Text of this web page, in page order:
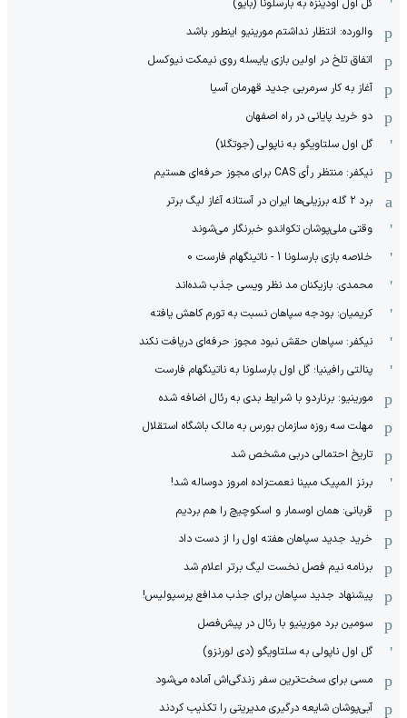
گل اول اودینزه به بارسلونا (بایو)
والورده: انتظار نداشتم مورینیو اینطور باشد
اتفاق تلخ در اولین بازی یایسله روی نیمکت نیوکسل
آغاز به کار سرمربی جدید قهرمان آسیا
دو خرید پایانی در راه اصفهان
گل اول سلتاویگو به ناپولی (جوتگلا)
نیکفر: منتظر رأی CAS برای مجوز حرفه‌ای هستیم
برد ۲ گله برزیلی‌ها ایران در آستانه آغاز لیگ برتر
وقتی ملی‌پوشان تکواندو خبرنگار می‌شوند
خلاصه بازی بارسلونا 1 - ناتینگهام فارست 0
محمدی: بازیکنان مد نظر ویسی جذب شده‌اند
کریمیان: بودجه سپاهان نسبت به تورم کاهش یافته
نیکفر: سپاهان حقش نبود مجوز حرفه‌ای دریافت نکند
پنالتی رافینیا؛ گل اول بارسلونا به ناتینگهام فارست
مورینیو: برناردو با شرایط بدی به رئال اضافه شده
مهلت سه روزه سازمان بورس به مالک باشگاه استقلال
تاریخ احتمالی دربی مشخص شد
برنز المپیک مبینا نعمت‌زاده امروز دوساله شد!
قربانی: همان اوسمار و اسکوچیچ را هم بردیم
خرید جدید سپاهان هفته اول را از دست داد
برنامه نیم فصل نخست لیگ برتر اعلام شد
پیشنهاد جدید سپاهان برای جذب مدافع پرسپولیس!
سومین برد مورینیو با رئال در پیش‌فصل
گل اول ناپولی به سلتاویگو (دی لورنزو)
مسی برای سخت‌ترین سفر زندگی‌اش آماده می‌شود
آبی‌پوشان شایعه درگیری مدیریتی را تکذیب کردند